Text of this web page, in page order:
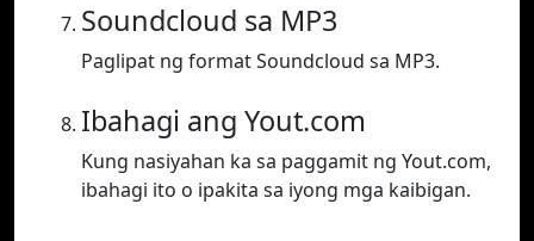
Soundcloud sa MP3
Paglipat ng format Soundcloud sa MP3.
Ibahagi ang Yout.com
Kung nasiyahan ka sa paggamit ng Yout.com,
ibahagi ito o ipakita sa iyong mga kaibigan.